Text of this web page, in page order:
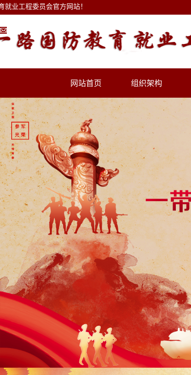
业工程委员会官方网站！
网站首页 组织架构